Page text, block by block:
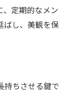
、定期的なメン
ばし、美観を保
持ちさせる鍵で